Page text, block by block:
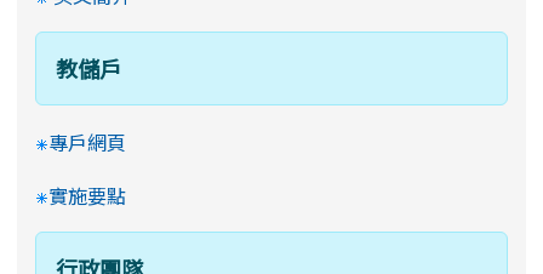
教儲戶
專戶網頁
實施要點